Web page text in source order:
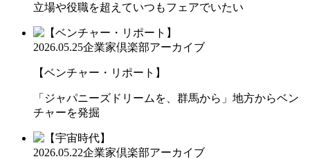
立場や役職を超えていつもフェアでいたい
2026.05.25企業家倶楽部アーカイブ
【ベンチャー・リポート】
「ジャパニーズドリームを、群馬から」地方からベン
チャーを発掘
2026.05.22企業家倶楽部アーカイブ